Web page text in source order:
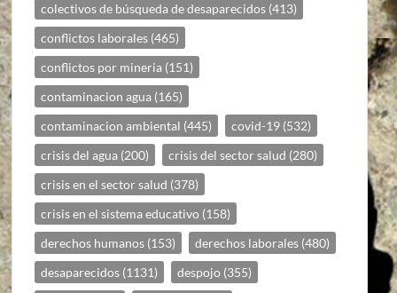
colectivos de búsqueda de desaparecidos (413)
conflictos laborales (465)
conflictos por mineria (151)
contaminacion agua (165)
contaminacion ambiental (445) covid-19 (532)
crisis del agua (200) crisis del sector salud (280)
crisis en el sector salud (378)
crisis en el sistema educativo (158)
derechos humanos (153) derechos laborales (480)
desaparecidos (1131) despojo (355)